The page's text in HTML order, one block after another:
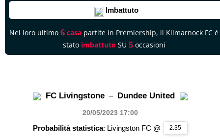
Imbattuto
Nel loro ultimo 6 casa partite in Premiership, il Kilmarnock FC è
stato imbattuto SU 5occasioni
FC Livingstone – Dundee United
20/05/2023 17:00
Probabilità statistica: Livingston FC @ 2.35